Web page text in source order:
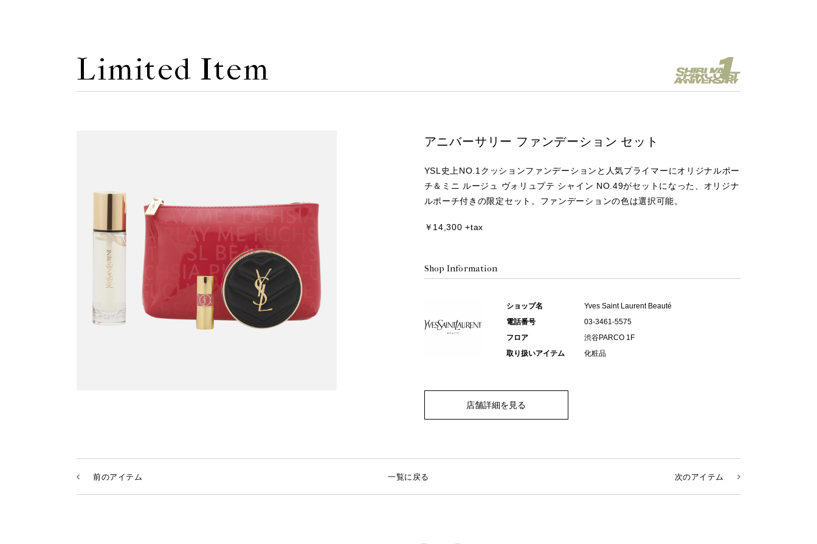
Limited Item
アニバーサリー ファンデーション セット
YSL史上NO.1クッションファンデーションと人気プライマーにオリジナルポー
チ＆ミニ ルージュ ヴォリュプテ シャイン NO.49がセットになった、オリジナ
ルポーチ付きの限定セット。ファンデーションの色は選択可能。
￥14,300 +tax
Shop Information
ショップ名
Yves Saint Laurent Beauté
電話番号
03-3461-5575
フロア
渋谷PARCO 1F
取り扱いアイテム
化粧品
店舗詳細を見る
前のアイテム 一覧に戻る 次のアイテム